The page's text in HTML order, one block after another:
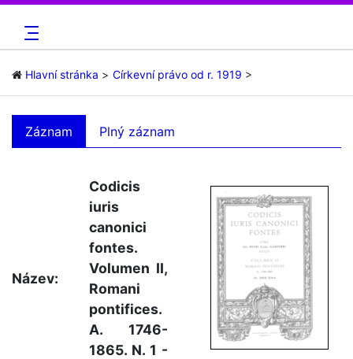
Hlavní stránka Církevní právo od r. 1919
Záznam Plný záznam
Název:
Codicis
iuris
canonici
fontes.
Volumen II,
Romani
pontifices.
A. 1746-
1865. N. 1 -